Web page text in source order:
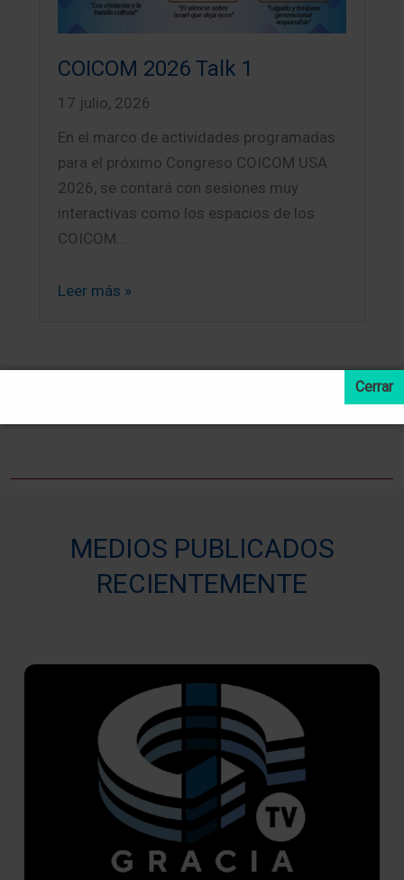
COICOM 2026 Talk 1
17 julio, 2026
En el marco de actividades programadas
para el próximo Congreso COICOM USA
2026, se contará con sesiones muy
interactivas como los espacios de los
COICOM…
Leer más »
MEDIOS PUBLICADOS
RECIENTEMENTE